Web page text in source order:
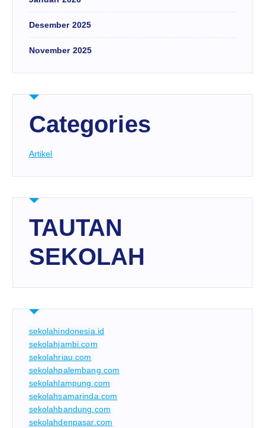
Desember 2025
November 2025
Categories
Artikel
TAUTAN
SEKOLAH
sekolahindonesia.id
sekolahjambi.com
sekolahriau.com
sekolahpalembang.com
sekolahlampung.com
sekolahsamarinda.com
sekolahbandung.com
sekolahdenpasar.com